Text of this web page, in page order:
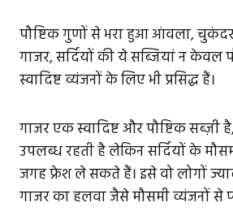
पौष्टिक गुणों से भरा हुआ आंवला,
गाजर, सर्दियों की ये सब्जियां न केवल
स्वादिष्ट व्यंजनों के लिए भी प्रसिद्ध हैं।
गाजर एक स्वादिष्ट और पौष्टिक
उपलब्ध रहती है लेकिन सर्दियों के
जगह फ्रेश ले सकते हैं। इसे वो लोगों
गाजर का हलवा जैसे मौसमी व्यंजनों से